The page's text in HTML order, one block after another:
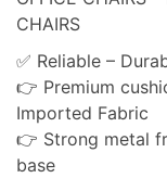
CHAIRS
✅ Reliable –
👉 Premium
Imported Fabric
👉 Strong metal
base